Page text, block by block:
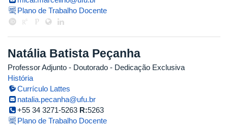
Plano de Trabalho Docente
Natália Batista Peçanha
Professor Adjunto - Doutorado - Dedicação Exclusiva
História
Currículo Lattes
natalia.pecanha@ufu.br
+55 34 3271-5263 R:5263
Plano de Trabalho Docente